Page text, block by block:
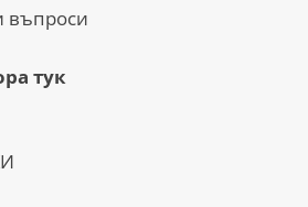
въпроси
тук